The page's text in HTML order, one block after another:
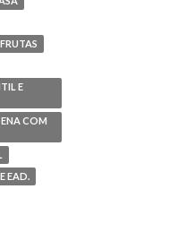
E
COM
EAD.